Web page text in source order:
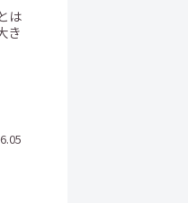
は
き